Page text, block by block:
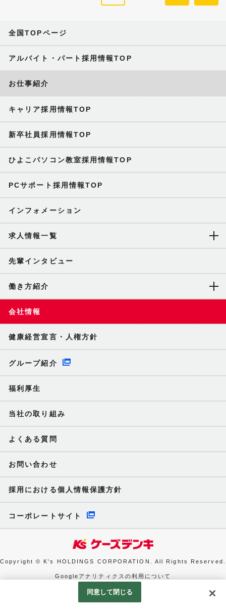
全国TOPページ
アルバイト・パート採用情報TOP
お仕事紹介
キャリア採用情報TOP
新卒社員採用情報TOP
ひよこパソコン教室採用情報TOP
PCサポート採用情報TOP
インフォメーション
求人情報一覧
先輩インタビュー
働き方紹介
会社情報
健康経営宣言・人権方針
グループ紹介
福利厚生
当社の取り組み
よくある質問
お問い合わせ
採用における個人情報保護方針
コーポレートサイト
Copyright © K's HOLDINGS CORPORATION. All Rights Reserved.
Googleアナリティクスの利用について
同意して閉じる